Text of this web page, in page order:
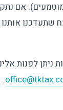
מוטמעים). אם
שתעדכנו
ניתן לפנות
.